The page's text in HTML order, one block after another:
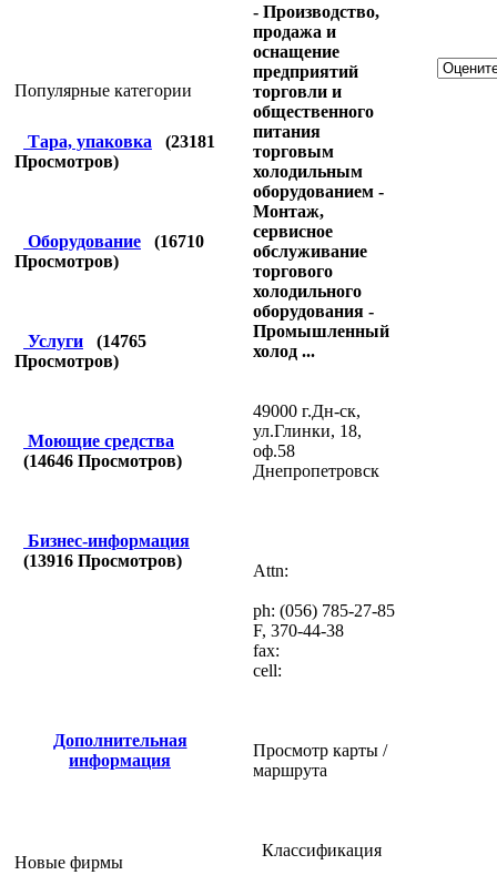
Популярные категории
Тара, упаковка (23181
Просмотров)
Оборудование (16710
Просмотров)
Услуги (14765
Просмотров)
Моющие средства
(14646 Просмотров)
Бизнес-информация
(13916 Просмотров)
Дополнительная
информация
Новые фирмы
- Производство,
продажа и
оснащение
предприятий
торговли и
общественного
питания
торговым
холодильным
оборудованием -
Монтаж,
сервисное
обслуживание
торгового
холодильного
оборудования -
Промышленный
холод ...
49000 г.Дн-ск,
ул.Глинки, 18,
оф.58
Днепропетровск
Attn:
ph: (056) 785-27-85
F, 370-44-38
fax:
cell:
Просмотр карты /
маршрута
Классификация